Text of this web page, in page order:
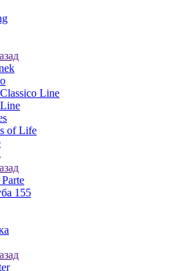
Line
of Life
155